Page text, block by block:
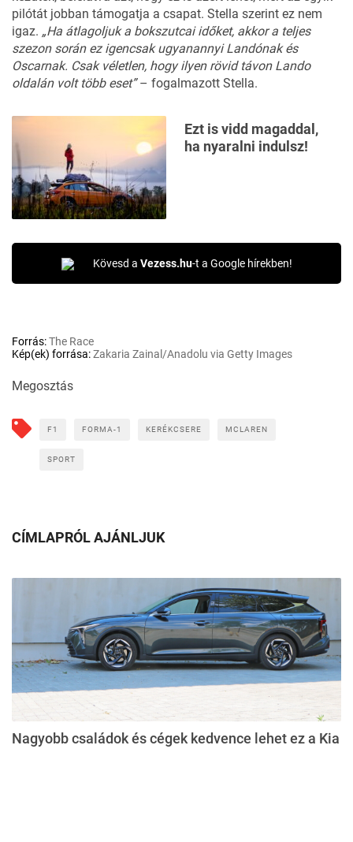
pilótát jobban támogatja a csapat. Stella szerint ez nem
igaz. „Ha átlagoljuk a bokszutcai időket, akkor a teljes
szezon során ez igencsak ugyanannyi Landónak és
Oscarnak. Csak véletlen, hogy ilyen rövid távon Lando
oldalán volt több eset”– fogalmazott Stella.
Ezt is vidd magaddal,
ha nyaralni indulsz!
Kövesd a Vezess.hu-t a Google hírekben!
Forrás:The Race
Kép(ek) forrása:Zakaria Zainal/Anadolu via Getty Images
Megosztás
F1 FORMA-1 KERÉKCSERE MCLAREN
SPORT
CÍMLAPRÓL AJÁNLJUK
Nagyobb családok és cégek kedvence lehet ez a Kia